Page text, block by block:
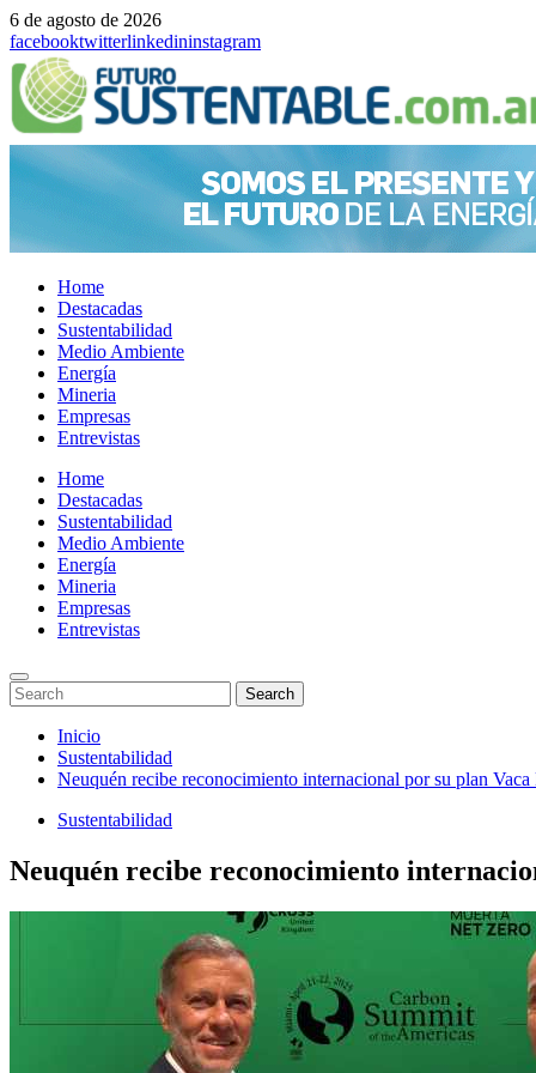
6 de agosto de 2026
facebooktwitterlinkedininstagram
Home
Destacadas
Sustentabilidad
Medio Ambiente
Energía
Mineria
Empresas
Entrevistas
Menu
Home
Destacadas
Sustentabilidad
Medio Ambiente
Energía
Mineria
Empresas
Entrevistas
Enter
Keyword
Search
for:
Search
Search
Saltar
contenido
Inicio
Sustentabilidad
Neuquén recibe reconocimiento internacional por su plan
Sustentabilidad
Neuquén recibe reconocimiento